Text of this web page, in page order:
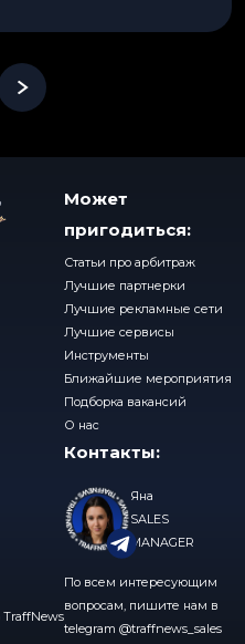
TraffNews
Может
пригодиться:
Статьи про арбитраж
Лучшие партнерки
Лучшие рекламные сети
Лучшие сервисы
Инструменты
Ближайшие мероприятия
Подборка вакансий
О нас
Контакты:
Яна
SALES
MANAGER
По всем интересующим
вопросам, пишите нам в
telegram @traffnews_sales